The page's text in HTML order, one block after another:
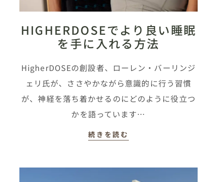
HIGHERDOSEでより良い睡眠
を手に入れる方法
HigherDOSEの創設者、ローレン・バーリンジ
ェリ氏が、ささやかながら意識的に行う習慣
が、神経を落ち着かせるのにどのように役立つ
かを語っています…
続きを読む